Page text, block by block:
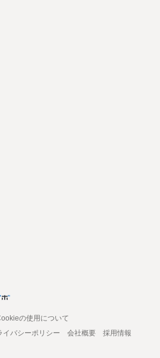
の使用について
イバシーポリシー 会社概要
採用情報